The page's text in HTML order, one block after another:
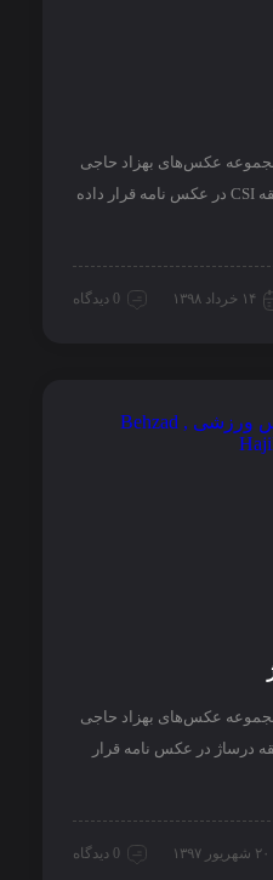
عکس‌های بهزاد حاجی
کندی، عکاس ورزشی، در مسابقه CSI در عکس نامه قرار داده
۱۴ خرداد ۱۳۹۸ 0 دیدگاه
عکس‌های بهزاد حاجی
درساژ در عکس نامه قرار
۲۰ شهریور ۱۳۹۷ 0 دیدگاه